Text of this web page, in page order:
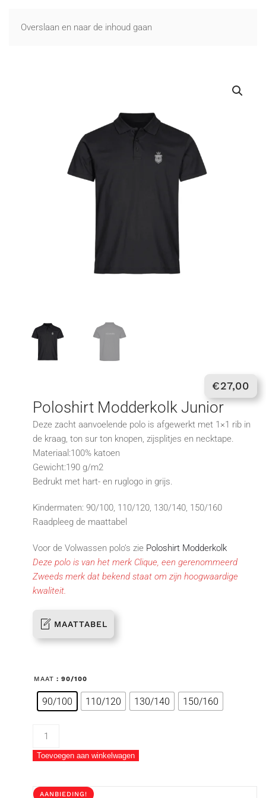
Overslaan en naar de inhoud gaan
€27,00
Poloshirt Modderkolk Junior
Deze zacht aanvoelende polo is afgewerkt met 1×1 rib in
de kraag, ton sur ton knopen, zijsplitjes en necktape.
Materiaal:100% katoen
Gewicht:190 g/m2
Bedrukt met hart- en ruglogo in grijs.
Kindermaten: 90/100, 110/120, 130/140, 150/160
Raadpleeg de maattabel
Voor de Volwassen polo’s zie Poloshirt Modderkolk
Deze polo is van het merk Clique, een gerenommeerd
Zweeds merk dat bekend staat om zijn hoogwaardige
kwaliteit.
MAATTABEL
MAAT : 90/100
90/100 110/120 130/140 150/160
Poloshirt
Junior
Toevoegen aan winkelwagen
AANBIEDING!